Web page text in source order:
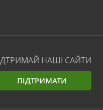
НАШІ САЙТИ
ПІДТРИМАТИ